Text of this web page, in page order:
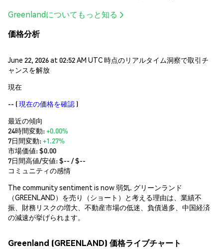
Greenlandについてもっと知る
価格分析
June 22, 2026 at 02:52 AM UTC 時点のリアルタイム洞察で取引チ
ャンスを解放
現在
-- (現在の価格を確認 )
最近の傾向
24時間変動:+0.00%
7日間変動:+1.27%
市場価値:$0.00
7日間高値/安値: $-- / $--
コミュニティの感情
The community sentiment is now 弱気. グリーンランド
（GREENLAND）を売り（ショート）と考える理由は、業績不
振、財務リスクの増大、不動産市場の低迷、負債過多、中国経済
の減速が挙げられます。
Greenland (GREENLAND) 価格ライブチャート